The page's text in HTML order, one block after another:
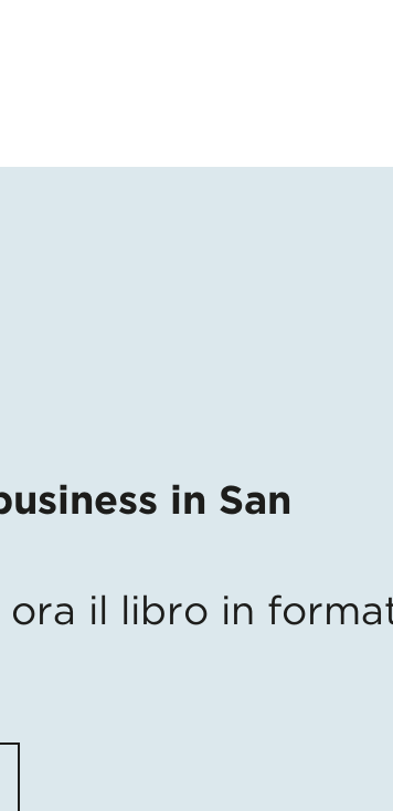
in San
ora il libro in